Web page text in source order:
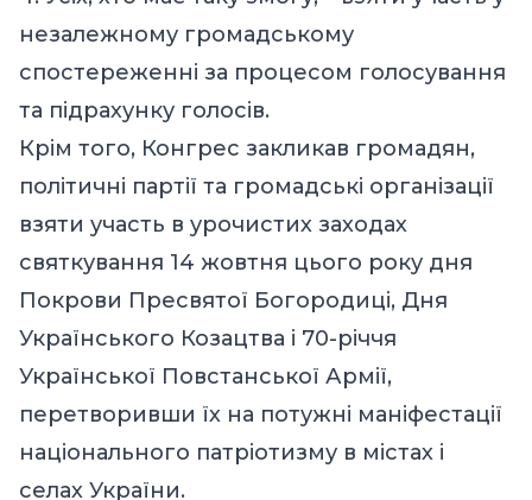
незалежному громадському
спостереженні за процесом голосування
та підрахунку голосів.
Крім того, Конгрес закликав громадян,
політичні партії та громадські організації
взяти участь в урочистих заходах
святкування 14 жовтня цього року дня
Покрови Пресвятої Богородиці, Дня
Українського Козацтва і 70-річчя
Української Повстанської Армії,
перетворивши їх на потужні маніфестації
національного патріотизму в містах і
селах України.